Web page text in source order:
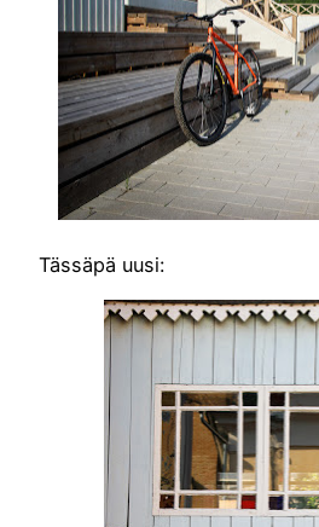
Tässäpä uusi: